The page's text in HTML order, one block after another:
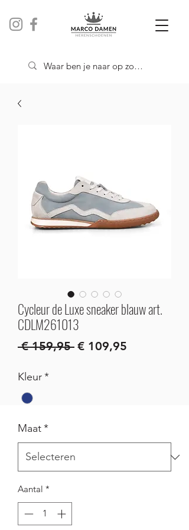
Cycleur de Luxe sneaker blauw art.
CDLM261013
€ 159,95 Normale
€ 109,95
Kleur*
Maat*
Aantal *